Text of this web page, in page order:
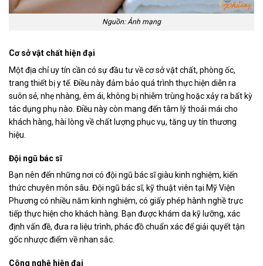
Nguồn: Ảnh mạng
Cơ sở vật chất hiện đại
Một địa chỉ uy tín cần có sự đầu tư về cơ sở vật chất, phòng ốc,
trang thiết bị y tế. Điều này đảm bảo quá trình thực hiện diễn ra
suôn sẻ, nhẹ nhàng, êm ái, không bị nhiễm trùng hoặc xảy ra bất kỳ
tác dụng phụ nào. Điều này còn mang đến tâm lý thoải mái cho
khách hàng, hài lòng về chất lượng phục vụ, tăng uy tín thương
hiệu.
Đội ngũ bác sĩ
Bạn nên đến những nơi có đội ngũ bác sĩ giàu kinh nghiệm, kiến
thức chuyên môn sâu. Đội ngũ bác sĩ, kỹ thuật viên tại Mỹ Viện
Phương có nhiều năm kinh nghiệm, có giấy phép hành nghề trực
tiếp thực hiện cho khách hàng. Bạn được khám da kỹ lưỡng, xác
định vấn đề, đưa ra liệu trình, phác đồ chuẩn xác để giải quyết tận
gốc nhược điểm về nhan sắc.
Công nghệ hiện đại